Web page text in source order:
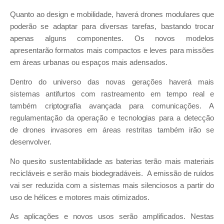
Quanto ao design e mobilidade, haverá drones modulares que
poderão se adaptar para diversas tarefas, bastando trocar
apenas alguns componentes. Os novos modelos
apresentarão formatos mais compactos e leves para missões
em áreas urbanas ou espaços mais adensados.
Dentro do universo das novas gerações haverá mais
sistemas antifurtos com rastreamento em tempo real e
também criptografia avançada para comunicações. A
regulamentação da operação e tecnologias para a detecção
de drones invasores em áreas restritas também irão se
desenvolver.
No quesito sustentabilidade as baterias terão mais materiais
recicláveis e serão mais biodegradáveis. A emissão de ruídos
vai ser reduzida com a sistemas mais silenciosos a partir do
uso de hélices e motores mais otimizados.
As aplicações e novos usos serão amplificados. Nestas